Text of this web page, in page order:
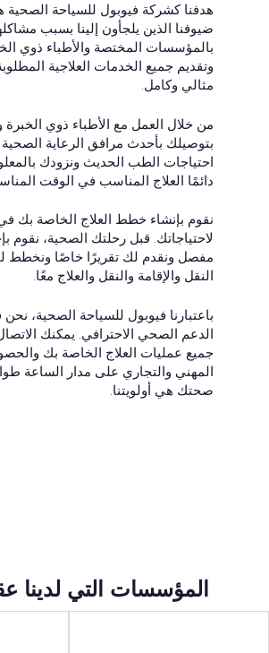
هدفنا كشركة فيوبول للسياحة الصحية
ضيوفنا الذين يلجأون إلينا بسبب
بالمؤسسات المختصة والأطباء ذوي
وتقديم جميع الخدمات العلاجية
مثالي وكامل.
من خلال العمل مع الأطباء ذوي الخبرة
بتوصيلك بأحدث مرافق الرعاية الصحية
احتياجات الطب الحديث ونزودك
دائمًا العلاج المناسب في الوقت
نقوم بإنشاء خطط العلاج الخاصة بك في
لاحتياجاتك. قبل رحلتك الصحية، نقوم
مفصل ونقدم لك تقريرًا خاصًا ونخطط
النقل والإقامة والنقل والعلاج معًا.
باعتبارنا فيوبول للسياحة الصحية،
الدعم الصحي الاحترافي. يمكنك الاتصال
جميع عمليات العلاج الخاصة بك
المهني والتجاري على مدار الساعة
صحتك هي أولويتنا.
المؤسسات التي لدينا